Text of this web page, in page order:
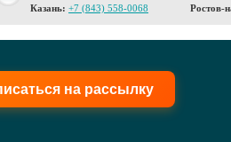
Казань: +7 (843) 558-0068
Ростов-
на рассылку